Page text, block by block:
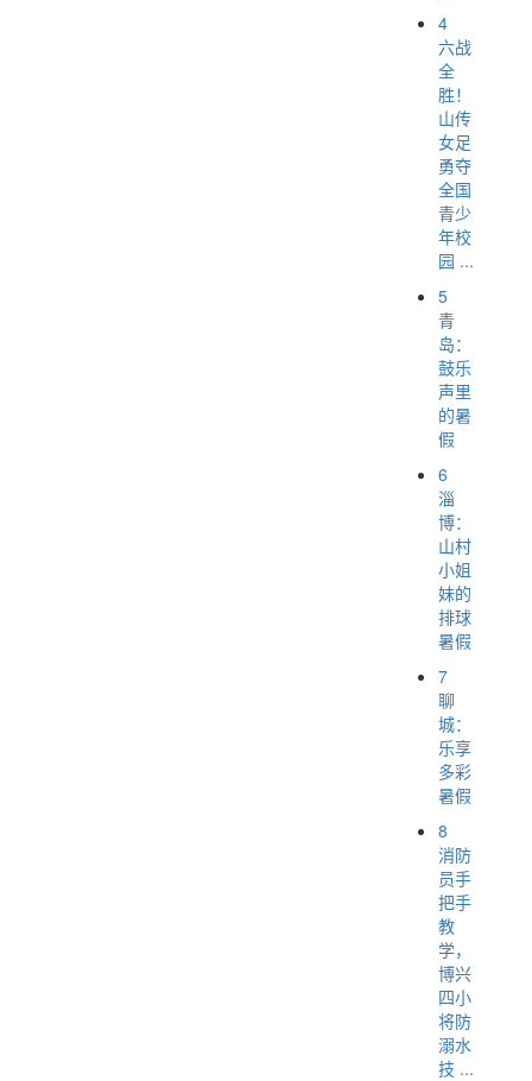
4
六战
全
胜！
山传
女足
勇夺
全国
青少
年校
园 ...
5
青
岛：
鼓乐
声里
的暑
假
6
淄
博：
山村
小姐
妹的
排球
暑假
7
聊
城：
乐享
多彩
暑假
8
消防
员手
把手
教
学，
博兴
四小
将防
溺水
技 ...